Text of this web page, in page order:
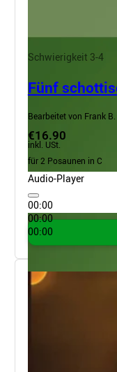
Schwierigkeit 3-4
Fünf
Bearbeitet von Frank
€16.90
inkl. USt.
für 2 Posaunen in C
Audio-Player
00:00
00:00
00:00